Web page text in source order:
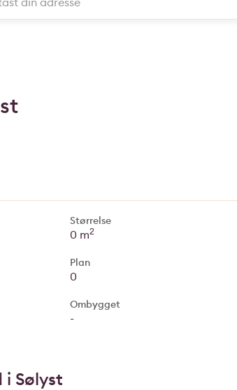
Størrelse
0 m2
Plan
0
Ombygget
-
i Sølyst